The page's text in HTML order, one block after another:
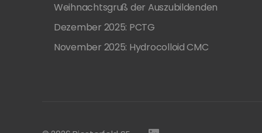
Weihnachtsgruß der Auszubildenden
Dezember 2025: PCTG
November 2025: Hydrocolloid CMC